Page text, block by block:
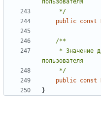
     */
public const
     */
public const
}